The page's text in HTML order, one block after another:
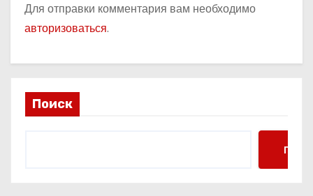
Для отправки комментария вам необходимо
авторизоваться.
Поиск
Поиск